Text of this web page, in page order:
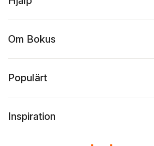
Om Bokus
Populärt
Inspiration